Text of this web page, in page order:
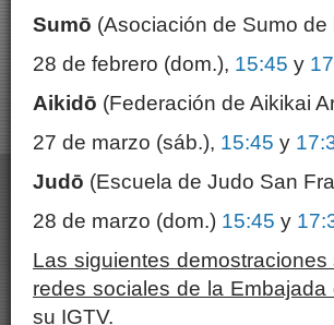
Sumō (Asociación de Sumo
28 de febrero (dom.), 15:45 y
Aikidō (Federación de Aikikai
27 de marzo (sáb.), 15:45 y
Judō (Escuela de Judo San
28 de marzo (dom.) 15:45 y
Las siguientes
redes sociales de la
su IGTV.